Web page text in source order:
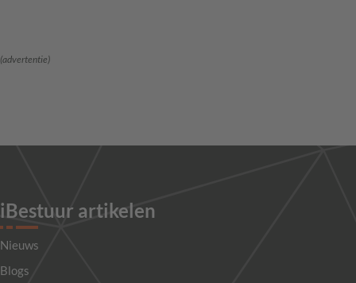
(advertentie)
iBestuur artikelen
Nieuws
Blogs